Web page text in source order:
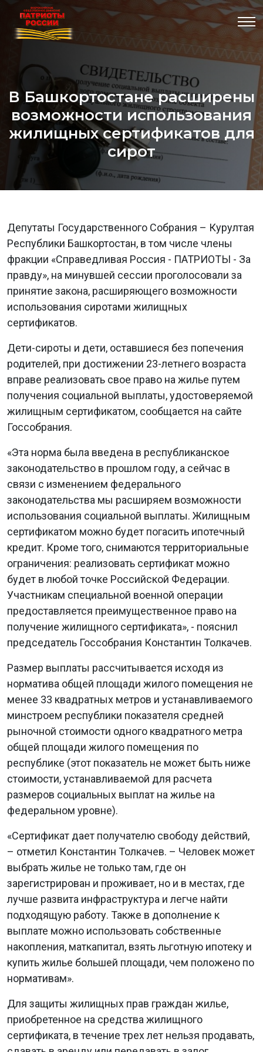
В Башкортостане расширены
возможности использования
жилищных сертификатов для
сирот
Депутаты Государственного Собрания – Курултая
Республики Башкортостан, в том числе члены
фракции «Справедливая Россия - ПАТРИОТЫ - За
правду», на минувшей сессии проголосовали за
принятие закона, расширяющего возможности
использования сиротами жилищных
сертификатов.
Дети-сироты и дети, оставшиеся без попечения
родителей, при достижении 23-летнего возраста
вправе реализовать свое право на жилье путем
получения социальной выплаты, удостоверяемой
жилищным сертификатом, сообщается на сайте
Госсобрания.
«Эта норма была введена в республиканское
законодательство в прошлом году, а сейчас в
связи с изменением федерального
законодательства мы расширяем возможности
использования социальной выплаты. Жилищным
сертификатом можно будет погасить ипотечный
кредит. Кроме того, снимаются территориальные
ограничения: реализовать сертификат можно
будет в любой точке Российской Федерации.
Участникам специальной военной операции
предоставляется преимущественное право на
получение жилищного сертификата», - пояснил
председатель Госсобрания Константин Толкачев.
Размер выплаты рассчитывается исходя из
норматива общей площади жилого помещения не
менее 33 квадратных метров и устанавливаемого
минстроем республики показателя средней
рыночной стоимости одного квадратного метра
общей площади жилого помещения по
республике (этот показатель не может быть ниже
стоимости, устанавливаемой для расчета
размеров социальных выплат на жилье на
федеральном уровне).
«Сертификат дает получателю свободу действий,
– отметил Константин Толкачев. – Человек может
выбрать жилье не только там, где он
зарегистрирован и проживает, но и в местах, где
лучше развита инфраструктура и легче найти
подходящую работу. Также в дополнение к
выплате можно использовать собственные
накопления, маткапитал, взять льготную ипотеку и
купить жилье большей площади, чем положено по
нормативам».
Для защиты жилищных прав граждан жилье,
приобретенное на средства жилищного
сертификата, в течение трех лет нельзя продавать,